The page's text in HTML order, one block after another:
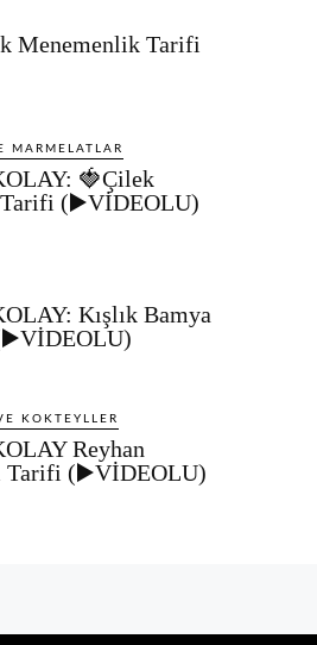
Menemenlik Tarifi
MARMELATLAR
🍓Çilek
(▶️VİDEOLU)
Kışlık Bamya
KOKTEYLLER
Reyhan
Tarifi (▶️VİDEOLU)